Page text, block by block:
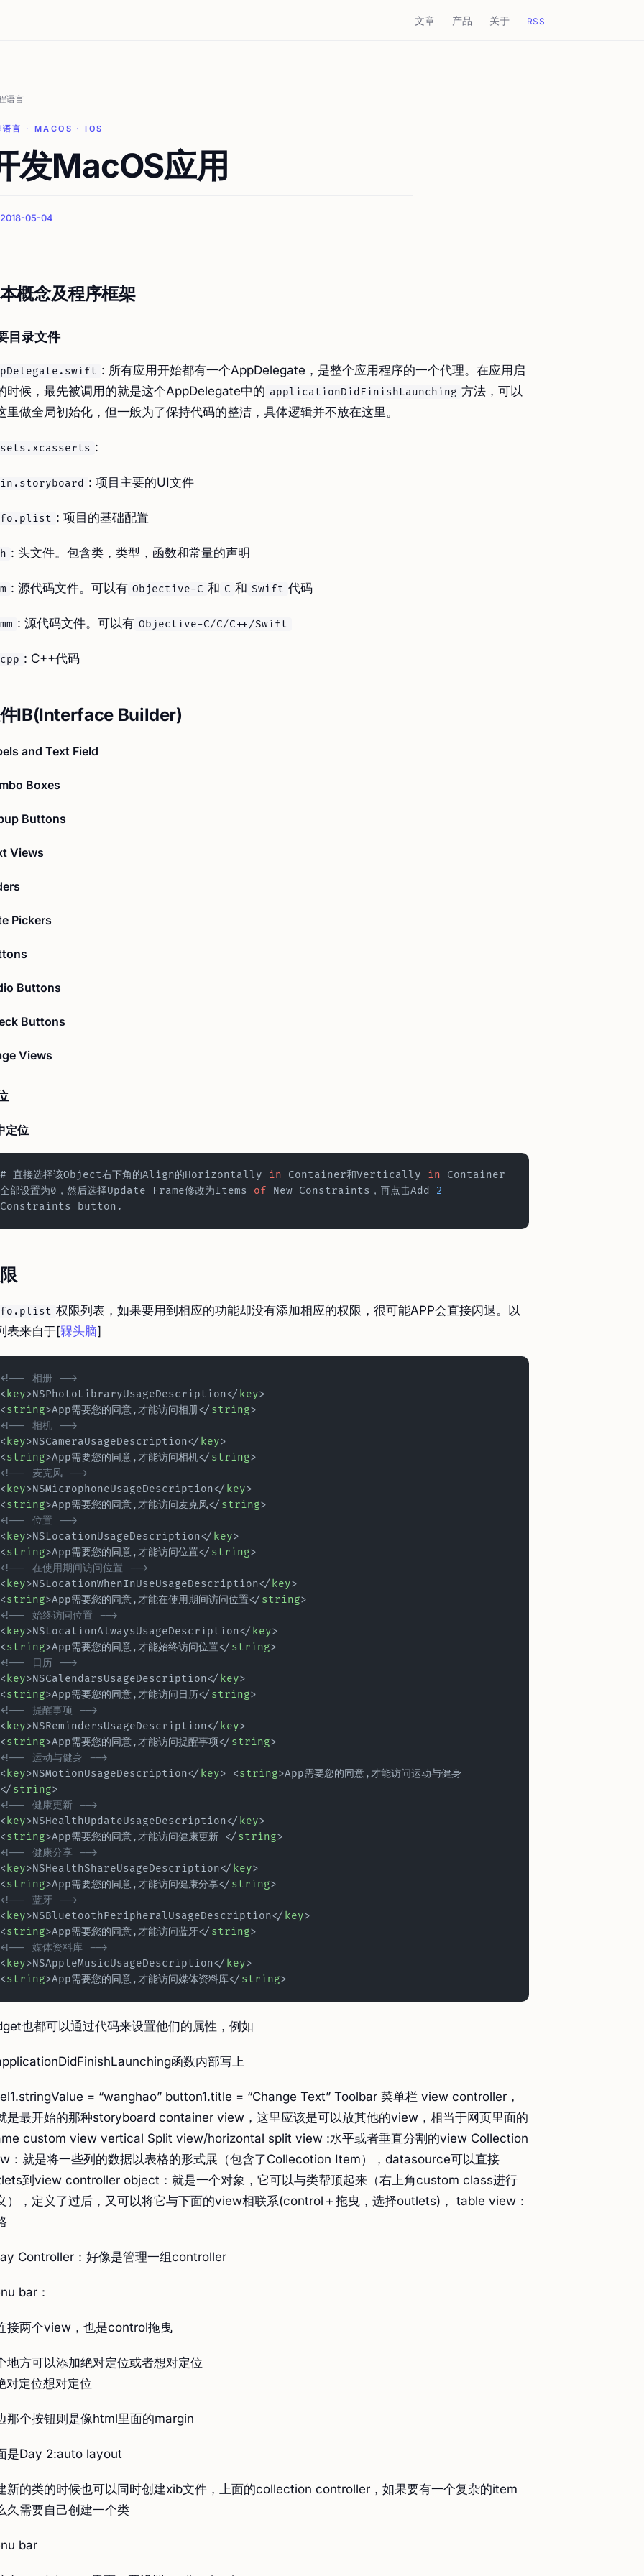
文章 产品 关于 RSS
语言
语言 · MACOS · IOS
发MacOS应用
05-04
概念及程序框架
目录文件
: 所有应用开始都有一个AppDelegate，是整个应用程序的一个代理。在应用启
时候，最先被调用的就是这个AppDelegate中的 applicationDidFinishLaunching 方法，可以
里做全局初始化，但一般为了保持代码的整洁，具体逻辑并不放在这里。
:
: 项目主要的UI文件
: 项目的基础配置
: 头文件。包含类，类型，函数和常量的声明
: 源代码文件。可以有 Objective-C 和 C 和 Swift 代码
: 源代码文件。可以有 Objective-C/C/C++/Swift
: C++代码
IB(Interface Builder)
and Text Field
Boxes
Buttons
Views
Pickers
Buttons
Buttons
Views
定位
# 直接选择该Object右下角的Align的Horizontally in Container和Vertically in Container
全部设置为0，然后选择Update Frame修改为Items of New Constraints，再点击Add 2
Constraints button.
权限列表，如果要用到相应的功能却没有添加相应的权限，很可能APP会直接闪退。以
表来自于[槑头脑]
<!-- 相册 -->
< key>NSPhotoLibraryUsageDescription</ key>
<string>App需要您的同意,才能访问相册</ string>
<!-- 相机 -->
< key>NSCameraUsageDescription</ key>
<string>App需要您的同意,才能访问相机</ string>
<!-- 麦克风 -->
< key>NSMicrophoneUsageDescription</ key>
<string>App需要您的同意,才能访问麦克风</ string>
<!-- 位置 -->
< key>NSLocationUsageDescription</ key>
<string>App需要您的同意,才能访问位置</ string>
<!-- 在使用期间访问位置 -->
< key>NSLocationWhenInUseUsageDescription</ key>
<string>App需要您的同意,才能在使用期间访问位置</ string>
<!-- 始终访问位置 -->
< key>NSLocationAlwaysUsageDescription</ key>
<string>App需要您的同意,才能始终访问位置</ string>
<!-- 日历 -->
< key>NSCalendarsUsageDescription</ key>
<string>App需要您的同意,才能访问日历</ string>
<!-- 提醒事项 -->
< key>NSRemindersUsageDescription</ key>
<string>App需要您的同意,才能访问提醒事项</ string>
<!-- 运动与健身 -->
< key>NSMotionUsageDescription</ key> <string>App需要您的同意,才能访问运动与健身
</ string>
<!-- 健康更新 -->
< key>NSHealthUpdateUsageDescription</ key>
<string>App需要您的同意,才能访问健康更新 </ string>
<!-- 健康分享 -->
< key>NSHealthShareUsageDescription</ key>
<string>App需要您的同意,才能访问健康分享</ string>
<!-- 蓝牙 -->
< key>NSBluetoothPeripheralUsageDescription</ key>
<string>App需要您的同意,才能访问蓝牙</ string>
<!-- 媒体资料库 -->
< key>NSAppleMusicUsageDescription</ key>
<string>App需要您的同意,才能访问媒体资料库</ string>
也都可以通过代码来设置他们的属性，例如
函数内部写上
= “wanghao” button1.title = “Change Text” Toolbar 菜单栏 view controller，
是最开始的那种storyboard container view，这里应该是可以放其他的view，相当于网页里面的
custom view vertical Split view/horizontal split view :水平或者垂直分割的view Collection
：就是将一些列的数据以表格的形式展（包含了Collecotion Item），datasource可以直接
到view controller object：就是一个对象，它可以与类帮顶起来（右上角custom class进行
），定义了过后，又可以将它与下面的view相联系(control＋拖曳，选择outlets)， table view：
Controller：好像是管理一组controller
bar：
接两个view，也是control拖曳
地方可以添加绝对定位或者想对定位
那个按钮则是像html里面的margin
是Day 2:auto layout
新的类的时候也可以同时创建xib文件，上面的collection controller，如果要有一个复杂的item
久需要自己创建一个类
bar